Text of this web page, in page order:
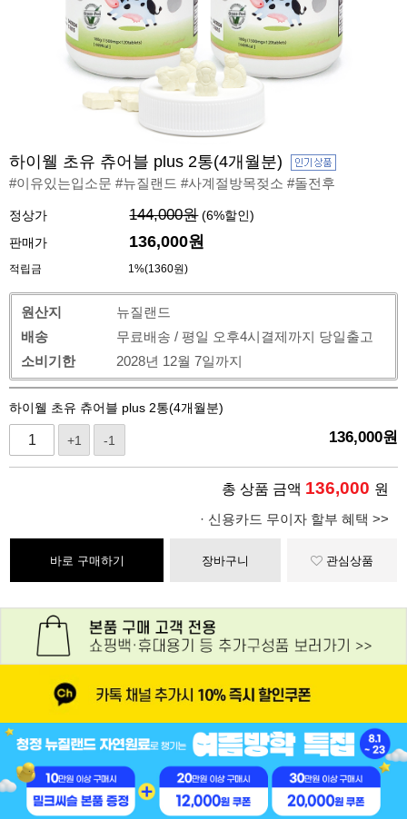
하이웰 초유 츄어블 plus 2통(4개월분)
#이유있는입소문 #뉴질랜드 #사계절방목젖소 #돌전후
정상가 144,000원 (6%할인)
판매가
136,000원
적립금 1%(1360원)
원산지
뉴질랜드
배송
무료배송 / 평일 오후4시결제까지 당일출고
소비기한
2028년 12월 7일까지
하이웰 초유 츄어블 plus 2통(4개월분)
+1 -1 136,000원
총 상품 금액 136,000 원
· 신용카드 무이자 할부 혜택 >>
바로 구매하기 장바구니 관심상품